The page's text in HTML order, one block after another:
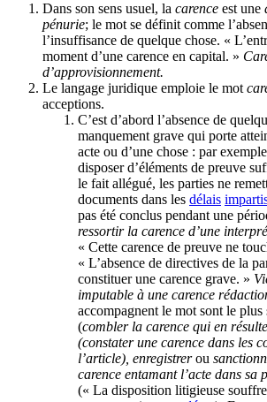
Dans son sens usuel, la carence est une
pénurie; le mot se définit comme
l’insuffisance de quelque chose. «
moment d’une carence en capital. »
d’approvisionnement.
Le langage juridique emploie le mot
acceptions.
C’est d’abord l’absence de
manquement grave qui porte
acte ou d’une chose : par
disposer d’éléments de preuve
le fait allégué, les parties ne
documents dans les délais
pas été conclus pendant une
ressortir la carence d’une
« Cette carence de preuve ne
« L’absence de directives de la
constituer une carence grave. »
imputable à une carence
accompagnent le mot sont le plus
(combler la carence qui en
(constater une carence dans les
l’article), enregistrerou
carence entamant l’acte dans sa
(« La disposition litigieuse